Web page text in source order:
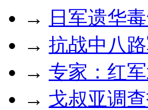
→
日军遗华
→ 抗战中八
→ 专家：红
→ 戈叔亚调